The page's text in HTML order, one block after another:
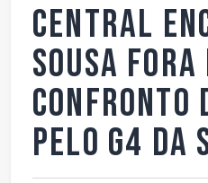
Central
Sousa fora
confronto
pelo G4 da